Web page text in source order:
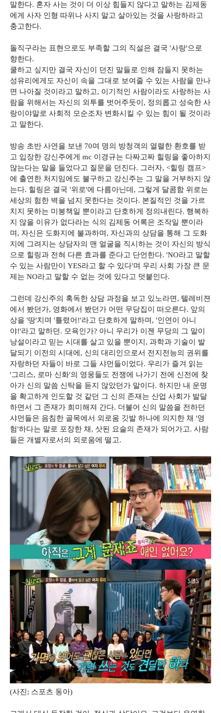
말한다. 혼자 사는 것이 더 이상 힘들지 않다고 말하는 김제동
에게 사자 인형 따위나 사지 말고 살아있는 것을 사랑하라고
충고한다.
돌직구라는 표현으로도 부족할 그의 직설은 결국 '사랑'으로
향한다.
쿨하고 싶지만 결국 자신이 던진 말들로 인해 잠들지 못하는
성유리에게도 자신이 속을 그대로 보여줄 수 있는 사람을 만나
면 나아질 것이라고 말하고, 이기적인 사람이라도 사랑하는 사
람을 위해서는 자신의 외투를 벗어주듯이, 정의롭고 성숙한 사
랑이야말로 사회적 모순조차 변화시킬 수 있는 힘이 될 것이라
고 말한다.
방송 초반 사연을 보낸 70여 명의 방청객의 열렬한 환호를 받
고 입장한 강신주에게 mc 이경규는 다짜고짜 힐링을 좋아하지
않는다는 말을 들었다고 질문을 던진다. 그러자, <힐링 캠프>
에 출연한 처지임에도 불구하고 강신주는 그 말을 거부하지 않
는다. 힐링은 결국 '위로'에 다름아닌데, 그렇게 달콤함 위로는
세상의 험한 벽을 넘지 못한다는 것이다. 본질적인 것을 가르
치지 못하는 미봉책일 뿐이라고 단호하게 정의내린다. 행복하
지 않을 이유가 없다라는 식의 김제동 어록은 조작일 뿐이라
며, 자신은 도화지에 불과하며, 자신과의 상담을 통해 그 도화
지에 그려지는 상담자의 맨 얼굴을 직시하는 것이 자신의 방식
으로 힐링과 전혀 다른 효과를 준다고 단언한다. 'NO라고 말할
수 있는 사람만이 YES라고 할 수 있다'며 우리 사회 가장 큰 문
제는 NO라고 말할 수 없는 것에 있다고 덧붙인다.
그런데 강신주의 혹독한 상담 과정을 보고 있노라면, 텔레비젼
에서 봤던가, 영화에서 봤던가 어떤 무당집이 떠오른다. 앞의
상을 '땅'치며 '틀렸어!'라고 단호하게 말하며, '인연이 아니
야!'라고 말하던. 모욕인가? 아니 우리가 이젠 무당의 그 말이
낭설이라고 믿는 시대를 살고 있을 뿐이지, 과학과 기술이 발
달되기 이전의 시대에, 신의 대리인으로서 전지전능의 권위를
자랑하던 자들이 바로 그들 샤먼들이었다. 우리가 즐겨 읽는
'그리스, 로마 신화'의 영웅들도 전쟁에 나가기 전에 신전에 찾
아가 신의 말씀 신탁을 듣지 않았던가 말이다. 하지만 내 운명
을 확고하게 인도할 것 같던 그 신의 존재는 산업 사회가 발달
하면서 그 존재가 희미해져 간다. 더불어 신의 말씀을 전하던
샤먼들은 음침한 골목에서 외로움 깃발 하나에 의지한 채 '영
험'하다는 말로 포장한 채, 삿된 요술의 존재가 되어가고. 사람
들은 개별자로서의 외로움에 떨고.
(사진; 스포츠 동아)